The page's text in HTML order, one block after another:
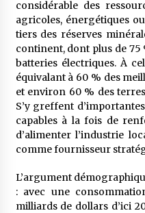
5 ans ago
considérable des
agricoles, énergétiques
tiers des réserves
continent, dont plus de 75
batteries électriques. À
équivalant à 60 % des
et environ 60 % des
S’y greffent
capables à la fois de
d’alimenter l’industrie
comme fournisseur
L’argument
: avec une
milliards de dollars d’ici